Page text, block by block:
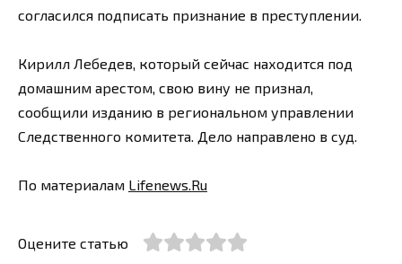
согласился подписать признание в преступлении.
Кирилл Лебедев, который сейчас находится под
домашним арестом, свою вину не признал,
сообщили изданию в региональном управлении
Следственного комитета. Дело направлено в суд.
По материалам Lifenews.Ru
Оцените статью